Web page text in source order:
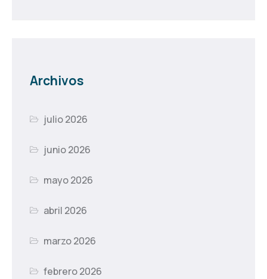
Archivos
julio 2026
junio 2026
mayo 2026
abril 2026
marzo 2026
febrero 2026